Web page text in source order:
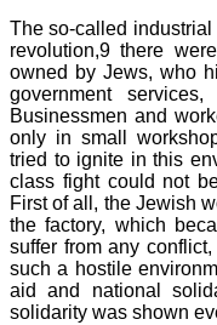
The so-called
revolution,9 there
owned by Jews, who
government
Businessmen and
only in small
tried to ignite in this
class fight could not
First of all, the Jewish
the factory, which
suffer from any
such a hostile
aid and national
solidarity was shown